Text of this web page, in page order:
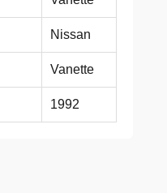
Nissan
Vanette
1992